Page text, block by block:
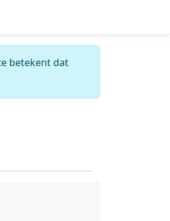
betekent dat